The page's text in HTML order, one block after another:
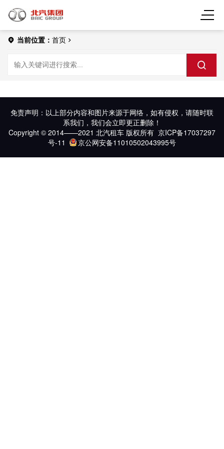
当前位置： 首页
免责声明：以上部分内容和图片来源于网络，如有侵权，请随时联
系我们，我们会立即更正删除！
Copyright © 2014——2021 北汽租车 版权所有 京ICP备17037297
号-11
京公网安备11010502043995号